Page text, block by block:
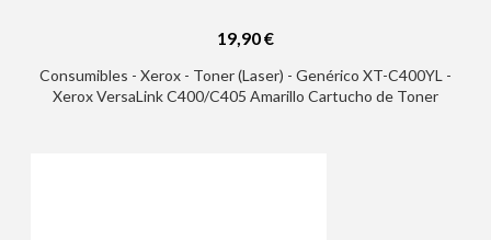
19,90 €
Consumibles - Xerox - Toner (Laser) - Genérico XT-C400YL -
Xerox VersaLink C400/C405 Amarillo Cartucho de Toner